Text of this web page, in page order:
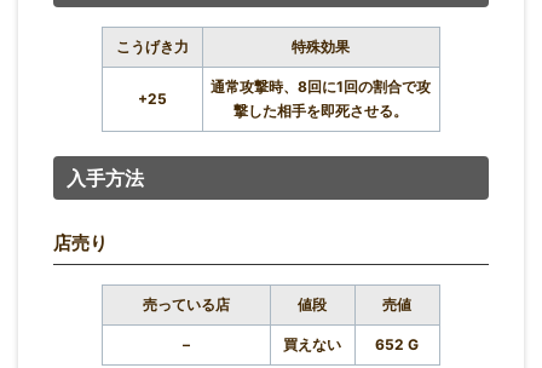
こうげき力 特殊効果
+25
通常攻撃時、8回に1回の割合で攻
撃した相手を即死させる。
入手方法
店売り
売っている店 値段 売値
– 買えない 652 G